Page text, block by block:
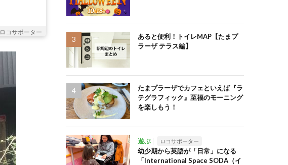
ロコサポーター
あると便利！トイレMAP【たまプ
ラーザ テラス編】
たまプラーザでカフェといえば『ラ
テグラフィック』至福のモーニング
を楽しもう！
遊ぶ ロコサポーター
幼少期から英語が「日常」になる
「International Space SODA（イ